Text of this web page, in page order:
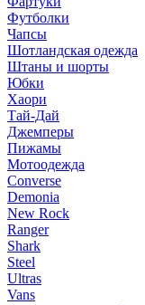
Футболки
Чапсы
Шотландская одежда
Штаны и шорты
Юбки
Хаори
Тай-Дай
Джемперы
Пижамы
Мотоодежда
Converse
Demonia
New Rock
Ranger
Shark
Steel
Ultras
Vans